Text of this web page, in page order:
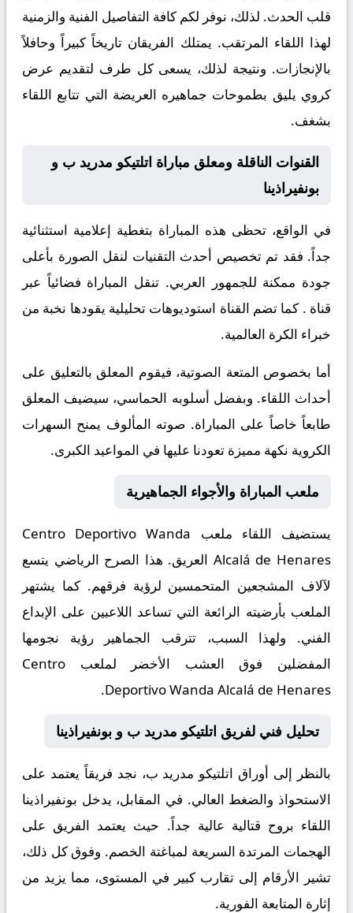
قلب الحدث. لذلك، نوفر لكم كافة التفاصيل الفنية والزمنية
لهذا اللقاء المرتقب. يمتلك الفريقان تاريخاً كبيراً وحافلاً
بالإنجازات. ونتيجة لذلك، يسعى كل طرف لتقديم عرض
كروي يليق بطموحات جماهيره العريضة التي تتابع اللقاء
بشغف.
القنوات الناقلة ومعلق مباراة اتلتيكو مدريد ب و
بونفيراذينا
في الواقع، تحظى هذه المباراة بتغطية إعلامية استثنائية
جداً. فقد تم تخصيص أحدث التقنيات لنقل الصورة بأعلى
جودة ممكنة للجمهور العربي. تنقل المباراة فضائياً عبر
قناة . كما تضم القناة استوديوهات تحليلية يقودها نخبة من
خبراء الكرة العالمية.
أما بخصوص المتعة الصوتية، فيقوم المعلق بالتعليق على
أحداث اللقاء. وبفضل أسلوبه الحماسي، سيضيف المعلق
طابعاً خاصاً على المباراة. صوته المألوف يمنح السهرات
الكروية نكهة مميزة تعودنا عليها في المواعيد الكبرى.
ملعب المباراة والأجواء الجماهيرية
يستضيف اللقاء ملعب Centro Deportivo Wanda
Alcalá de Henares العريق. هذا الصرح الرياضي يتسع
لآلاف المشجعين المتحمسين لرؤية فرقهم. كما يشتهر
الملعب بأرضيته الرائعة التي تساعد اللاعبين على الإبداع
الفني. ولهذا السبب، تترقب الجماهير رؤية نجومها
المفضلين فوق العشب الأخضر لملعب Centro
Deportivo Wanda Alcalá de Henares.
تحليل فني لفريق اتلتيكو مدريد ب و بونفيراذينا
بالنظر إلى أوراق اتلتيكو مدريد ب، نجد فريقاً يعتمد على
الاستحواذ والضغط العالي. في المقابل، يدخل بونفيراذينا
اللقاء بروح قتالية عالية جداً. حيث يعتمد الفريق على
الهجمات المرتدة السريعة لمباغتة الخصم. وفوق كل ذلك،
تشير الأرقام إلى تقارب كبير في المستوى، مما يزيد من
إثارة المتابعة الفورية.